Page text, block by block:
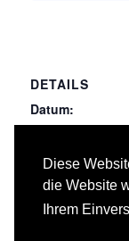
Diese
die Website
Ihrem
DETAILS
Datum:
034 Maler- und
Beschichtungen